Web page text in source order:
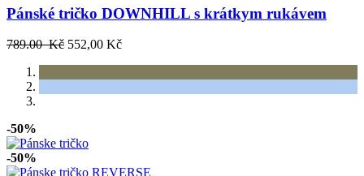
Pánské tričko DOWNHILL s krátkym rukávem
789.00 Kč 552,00 Kč
-50%
-50%